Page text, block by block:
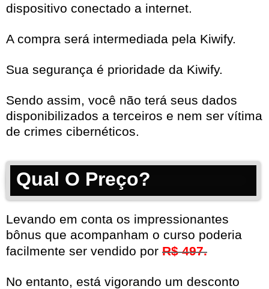
dispositivo conectado a internet.
A compra será intermediada pela Kiwify.
Sua segurança é prioridade da Kiwify.
Sendo assim, você não terá seus dados
disponibilizados a terceiros e nem ser vítima
de crimes cibernéticos.
Qual O Preço?
Levando em conta os impressionantes
bônus que acompanham o curso poderia
facilmente ser vendido por R$ 497.
No entanto, está vigorando um desconto